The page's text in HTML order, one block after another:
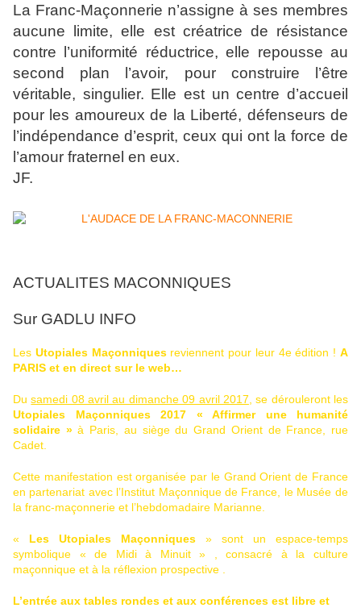
La Franc-Maçonnerie n’assigne à ses membres
aucune limite, elle est créatrice de résistance
contre l’uniformité réductrice, elle repousse au
second plan l’avoir, pour construire l’être
véritable, singulier. Elle est un centre d’accueil
pour les amoureux de la Liberté, défenseurs de
l’indépendance d’esprit, ceux qui ont la force de
l’amour fraternel en eux.
JF.
ACTUALITES MACONNIQUES
Sur GADLU INFO
Les Utopiales Maçonniquesreviennent pour leur 4e édition !A
PARIS et en direct sur le web…
Dusamedi 08 avril au dimanche 09 avril 2017 , se dérouleront les
Utopiales Maçonniques 2017 « Affirmer une humanité
solidaire »à Paris, au siège du Grand Orient de France, rue
Cadet.
Cette manifestation est organisée par le Grand Orient de France
en partenariat avec l’Institut Maçonnique de France,
le Musée de
la franc-maçonnerie et l’hebdomadaire Marianne
« Les Utopiales Maçonniques » sont un espace-temps
symbolique « de Midi à Minuit » , consacré à la culture
maçonnique et à la réflexion prospective .
L’entrée aux tables rondes et aux conférences est libre et